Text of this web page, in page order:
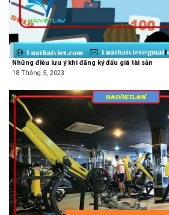
Những điều lưu ý khi đăng ký đấu giá tài sản
18 Tháng 5, 2023